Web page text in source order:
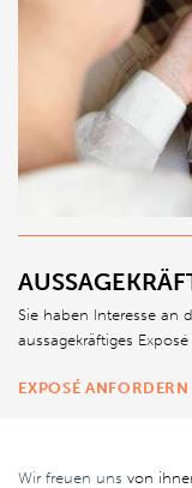
Sie haben Interesse an
aussagekräftiges Exposé
EXPOSÉ ANFORDERN
Wir freuen uns von